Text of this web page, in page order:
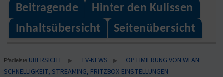
Beitragende
Hinter den Kulissen
Inhaltsübersicht
Seitenübersicht
Pfadleiste ÜBERSICHT ▶ TV-NEWS ▶
OPTIMIERUNG VON WLAN:
SCHNELLIGKEIT, STREAMING, FRITZBOX-EINSTELLUNGEN